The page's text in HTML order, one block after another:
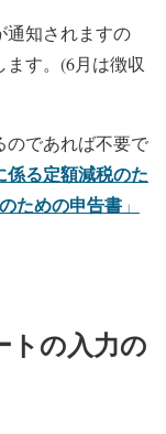
通知されますの
す。(6月は徴収
のであれば不要で
係る定額減税のた
ための申告書 」
トの入力の